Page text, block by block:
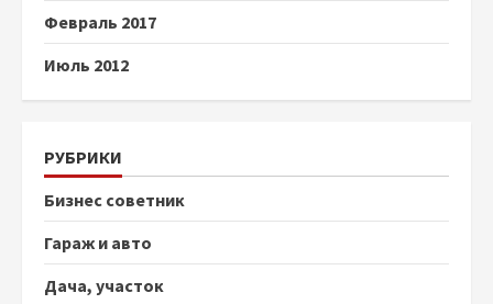
Февраль 2017
Июль 2012
РУБРИКИ
Бизнес советник
Гараж и авто
Дача, участок